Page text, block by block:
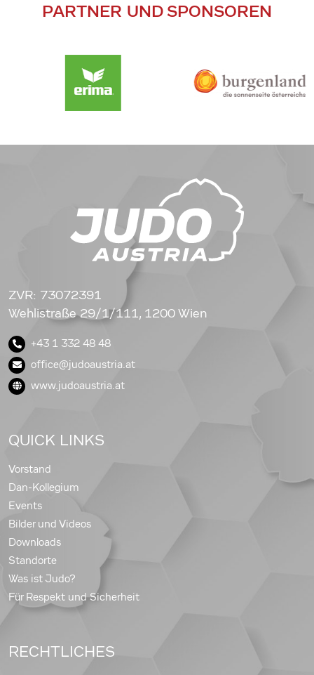
PARTNER UND SPONSOREN
ZVR: 73072391
Wehlistraße 29/1/111, 1200 Wien
+43 1 332 48 48
office@judoaustria.at
www.judoaustria.at
QUICK LINKS
Vorstand
Dan-Kollegium
Events
Bilder und Videos
Downloads
Standorte
Was ist Judo?
Für Respekt und Sicherheit
RECHTLICHES